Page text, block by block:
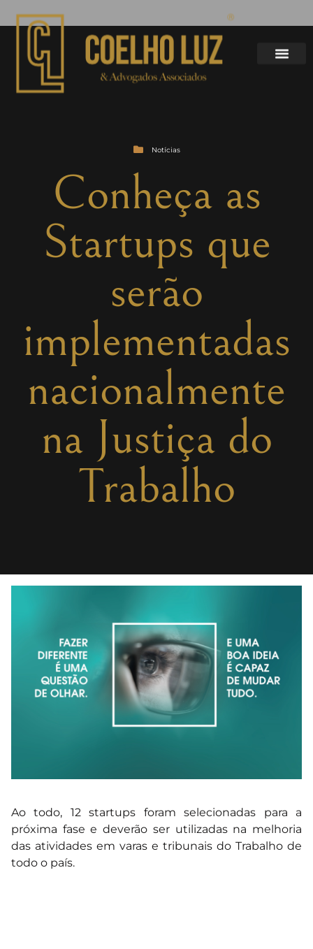
Notícias
Conheça as
Startups que
serão
implementadas
nacionalmente
na Justiça do
Trabalho
Ao todo, 12 startups foram selecionadas para a
próxima fase e deverão ser utilizadas na melhoria
das atividades em varas e tribunais do Trabalho de
todo o país.